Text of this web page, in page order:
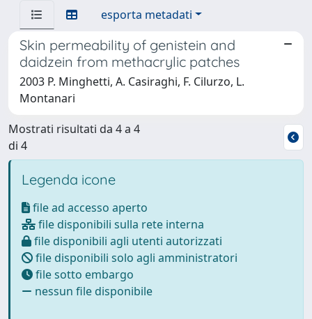
esporta metadati
Skin permeability of genistein and
daidzein from methacrylic patches
2003 P. Minghetti, A. Casiraghi, F. Cilurzo, L.
Montanari
Mostrati risultati da 4 a 4
di 4
Legenda icone
file ad accesso aperto
file disponibili sulla rete interna
file disponibili agli utenti autorizzati
file disponibili solo agli amministratori
file sotto embargo
nessun file disponibile